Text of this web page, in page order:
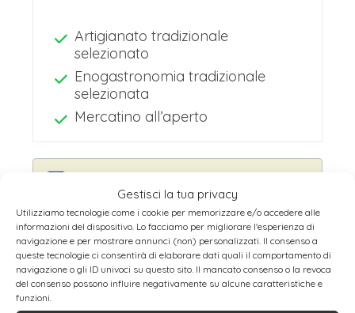
Gestisci la tua privacy
Utilizziamo tecnologie come i cookie per memorizzare e/o accedere alle
informazioni del dispositivo. Lo facciamo per migliorare l'esperienza di
navigazione e per mostrare annunci (non) personalizzati. Il consenso a
queste tecnologie ci consentirà di elaborare dati quali il comportamento di
navigazione o gli ID univoci su questo sito. Il mancato consenso o la revoca
del consenso possono influire negativamente su alcune caratteristiche e
funzioni.
Artigianato tradizionale
selezionato
Enogastronomia tradizionale
selezionata
Mercatino all’aperto
Prenota Qui Hotel, Tour e Attività a
Parigi